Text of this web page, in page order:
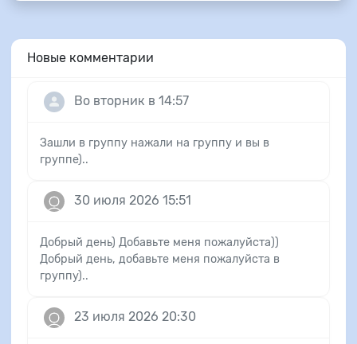
Новые комментарии
Во вторник в 14:57
Зашли в группу нажали на группу и вы в
группе)..
30 июля 2026 15:51
Добрый день) Добавьте меня пожалуйста))
Добрый день, добавьте меня пожалуйста в
группу)..
23 июля 2026 20:30